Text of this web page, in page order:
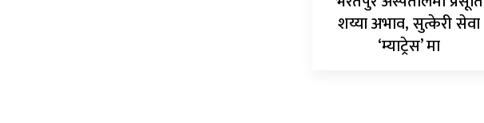
शय्या अभाव, सुत्केरी सेवा
‘म्याट्रेस’ मा